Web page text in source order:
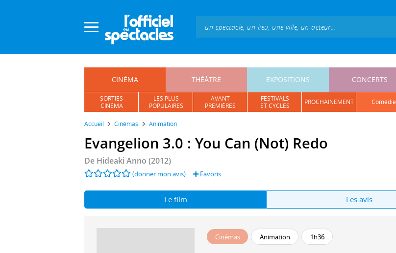
CINÉMA THÉÂTRE EXPOSITIONS CONCERTS
SORTIES
CINÉMA
LES PLUS
POPULAIRES
AVANT
PREMIÈRES
FESTIVALS
ET CYCLES
PROCHAINEMENT comédie
Accueil Cinémas Animation
Evangelion 3.0 : You Can (Not) Redo
De Hideaki Anno (2012)
(donner mon avis) Favoris
Le film Les avis
Cinémas Animation 1h36